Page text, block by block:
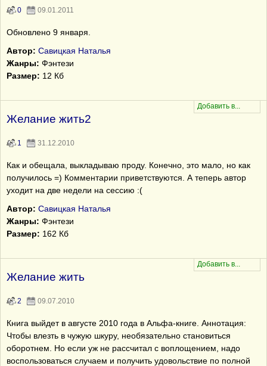
0 09.01.2011
Обновлено 9 января.
Автор: Савицкая Наталья
Жанры: Фэнтези
Размер: 12 Кб
Желание жить2
1 31.12.2010
Как и обещала, выкладываю проду. Конечно, это мало, но как
получилось =) Комментарии приветствуются. А теперь автор
уходит на две недели на сессию :(
Автор: Савицкая Наталья
Жанры: Фэнтези
Размер: 162 Кб
Желание жить
2 09.07.2010
Книга выйдет в августе 2010 года в Альфа-книге. Аннотация:
Чтобы влезть в чужую шкуру, необязательно становиться
оборотнем. Но если уж не рассчитал с воплощением, надо
воспользоваться случаем и получить удовольствие по полной